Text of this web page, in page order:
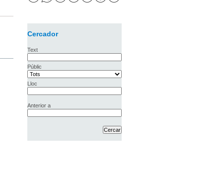
Cercador
Text
Públic
Lloc
Anterior a